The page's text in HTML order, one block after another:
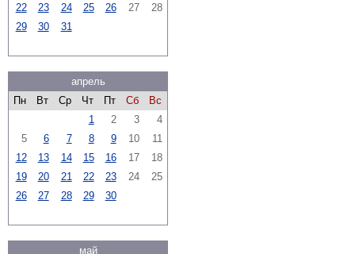
22
23 24 25 26 27
28
29
30 31
апрель
Пн
Вт Ср Чт Пт Сб
Вс
1
2 3
4
5
6 7 8 9 10
11
12
13 14 15 16 17
18
19
20 21 22 23 24
25
26
27 28 29 30
май